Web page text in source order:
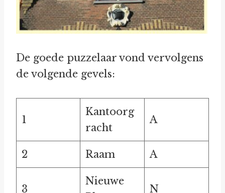
De goede puzzelaar vond vervolgens
de volgende gevels:
1
Kantoorg
racht
A
2 Raam A
3
Nieuwe
N